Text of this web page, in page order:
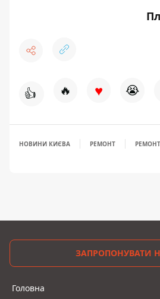
👍 🔥 ♥ 😭
НОВИНИ КИЄВА РЕМОНТ
ЗАПРОПОНУВАТИ
Головна